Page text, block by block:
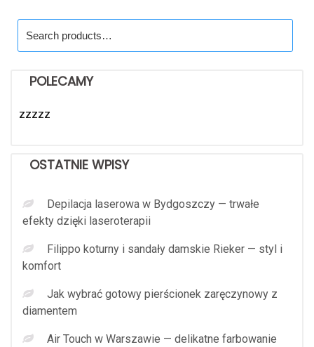
for:
POLECAMY
zzzzz
OSTATNIE WPISY
Depilacja laserowa w Bydgoszczy — trwałe
efekty dzięki laseroterapii
Filippo koturny i sandały damskie Rieker — styl i
komfort
Jak wybrać gotowy pierścionek zaręczynowy z
diamentem
Air Touch w Warszawie — delikatne farbowanie